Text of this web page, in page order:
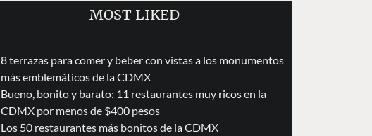
MOST LIKED
8 terrazas para comer y beber con vistas a los monumentos
más emblemáticos de la CDMX
Bueno, bonito y barato: 11 restaurantes muy ricos en la
CDMX por menos de $400 pesos
Los 50 restaurantes más bonitos de la CDMX